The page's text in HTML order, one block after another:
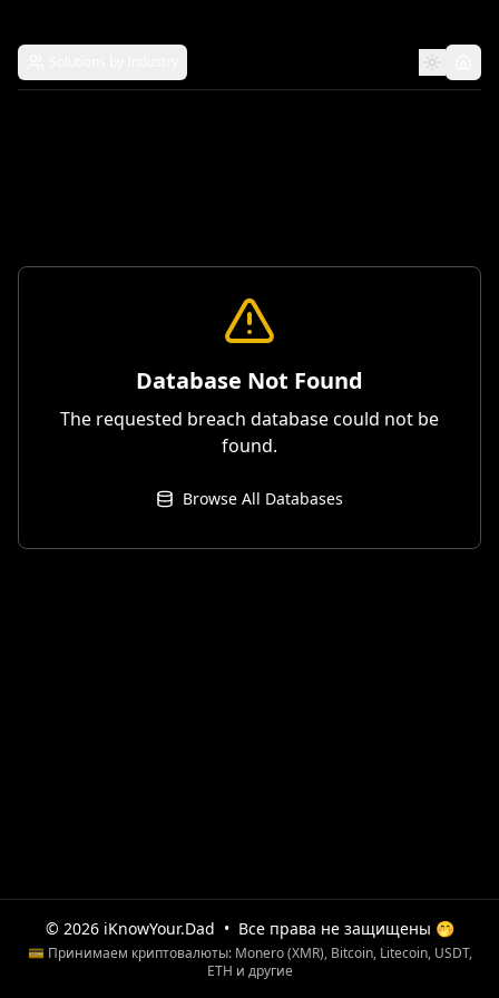
Database Not Found
The requested breach database could not be
found.
Browse All Databases
© 2026 iKnowYour.Dad • Все права не защищены 🤭
💳 Принимаем криптовалюты: Monero (XMR), Bitcoin, Litecoin, USDT,
ETH и другие